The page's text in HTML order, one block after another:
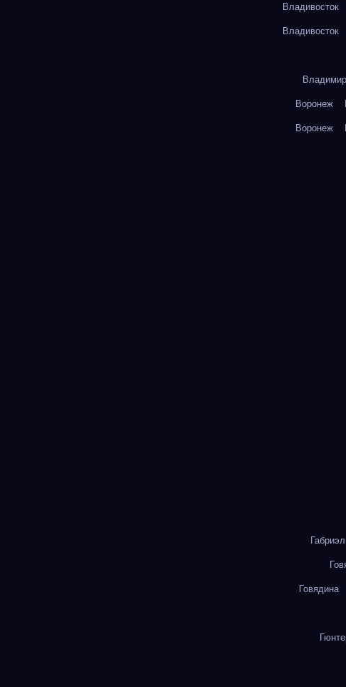
Владивосток
Владивосток
Воронеж
Воронеж
Говядина